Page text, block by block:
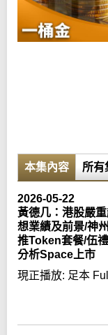
本集內容 所有
2026-05-22
黃德几：港股嚴
想業績及前景/神
推Token套餐/伍
分析Space上市
現正播放: 足本